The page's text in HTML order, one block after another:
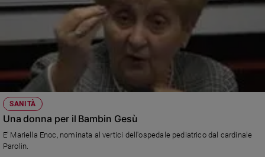
SANITÀ
Una donna per il Bambin Gesù
E' Mariella Enoc, nominata al vertici dell'ospedale pediatrico dal cardinale
Parolin.